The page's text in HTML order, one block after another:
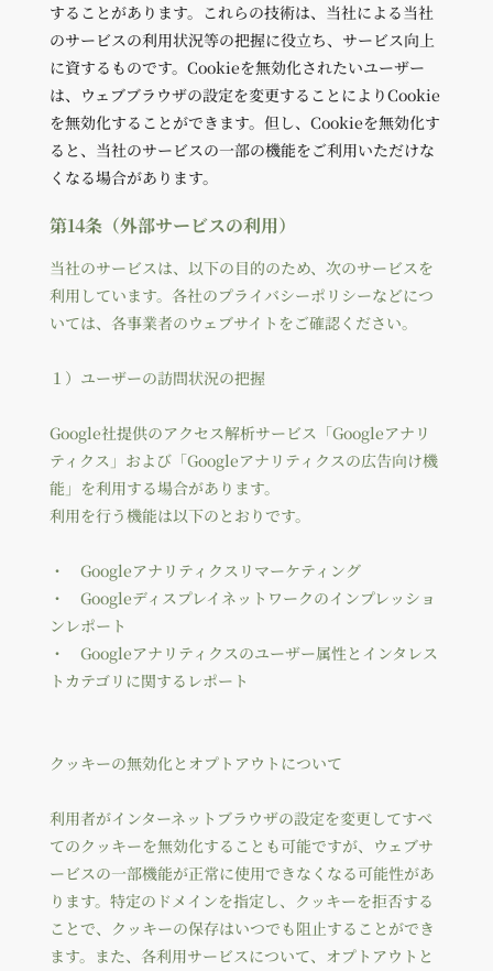
することがあります。これらの技術は、当社による当社
のサービスの利用状況等の把握に役立ち、サービス向上
に資するものです。Cookieを無効化されたいユーザー
は、ウェブブラウザの設定を変更することによりCookie
を無効化することができます。但し、Cookieを無効化す
ると、当社のサービスの一部の機能をご利用いただけな
くなる場合があります。
第14条（外部サービスの利用）
当社のサービスは、以下の目的のため、次のサービスを
利用しています。各社のプライバシーポリシーなどにつ
いては、各事業者のウェブサイトをご確認ください。
１）ユーザーの訪問状況の把握
Google社提供のアクセス解析サービス「Googleアナリ
ティクス」および「Googleアナリティクスの広告向け機
能」を利用する場合があります。
利用を行う機能は以下のとおりです。
・ Googleアナリティクスリマーケティング
・ Googleディスプレイネットワークのインプレッショ
ンレポート
・ Googleアナリティクスのユーザー属性とインタレス
トカテゴリに関するレポート
クッキーの無効化とオプトアウトについて
利用者がインターネットブラウザの設定を変更してすべ
てのクッキーを無効化することも可能ですが、ウェブサ
ービスの一部機能が正常に使用できなくなる可能性があ
ります。特定のドメインを指定し、クッキーを拒否する
ことで、クッキーの保存はいつでも阻止することができ
ます。また、各利用サービスについて、オプトアウトと